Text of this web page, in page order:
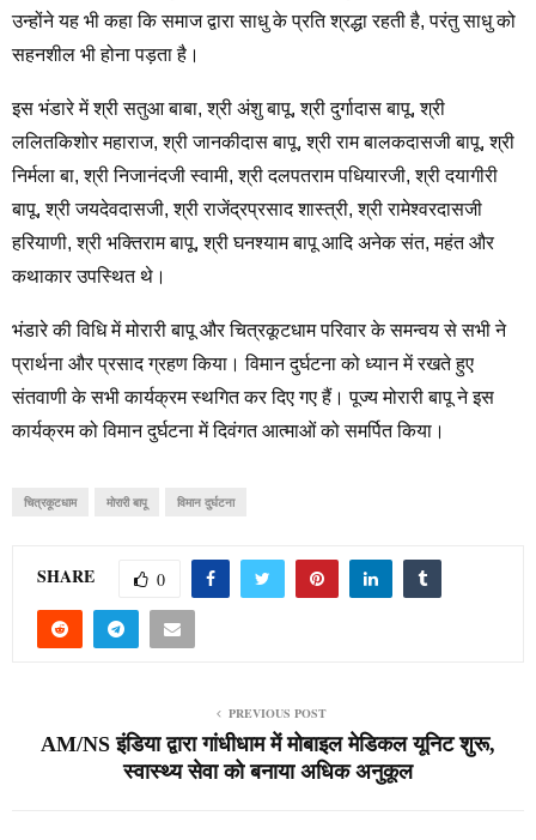
उन्होंने यह भी कहा कि समाज द्वारा साधु के प्रति श्रद्धा रहती है, परंतु साधु को
सहनशील भी होना पड़ता है।
इस भंडारे में श्री सतुआ बाबा, श्री अंशु बापू, श्री दुर्गादास बापू, श्री
ललितकिशोर महाराज, श्री जानकीदास बापू, श्री राम बालकदासजी बापू, श्री
निर्मला बा, श्री निजानंदजी स्वामी, श्री दलपतराम पधियारजी, श्री दयागीरी
बापू, श्री जयदेवदासजी, श्री राजेंद्रप्रसाद शास्त्री, श्री रामेश्वरदासजी
हरियाणी, श्री भक्तिराम बापू, श्री घनश्याम बापू आदि अनेक संत, महंत और
कथाकार उपस्थित थे।
भंडारे की विधि में मोरारी बापू और चित्रकूटधाम परिवार के समन्वय से सभी ने
प्रार्थना और प्रसाद ग्रहण किया। विमान दुर्घटना को ध्यान में रखते हुए
संतवाणी के सभी कार्यक्रम स्थगित कर दिए गए हैं। पूज्य मोरारी बापू ने इस
कार्यक्रम को विमान दुर्घटना में दिवंगत आत्माओं को समर्पित किया।
चित्रकूटधाम मोरारी बापू विमान दुर्घटना
SHARE 0
PREVIOUS POST
AM/NS इंडिया द्वारा गांधीधाम में मोबाइल मेडिकल यूनिट शुरू,
स्वास्थ्य सेवा को बनाया अधिक अनुकूल